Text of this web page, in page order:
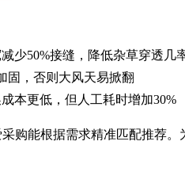
减少50%接缝，降低杂草穿透几
固，否则大风天易掀翻
本更低，但人工耗时增加30%
购能根据需求精准匹配推荐。